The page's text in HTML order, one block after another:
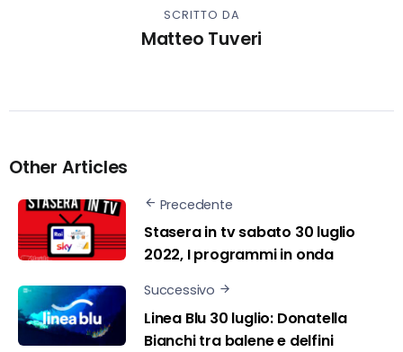
SCRITTO DA
Matteo Tuveri
Other Articles
Precedente
Stasera in tv sabato 30 luglio
2022, I programmi in onda
Successivo
Linea Blu 30 luglio: Donatella
Bianchi tra balene e delfini